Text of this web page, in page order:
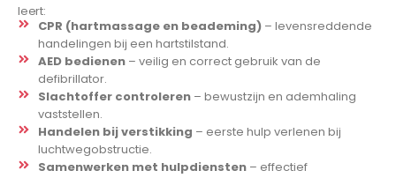
leert:
CPR (hartmassage en beademing)– levensreddende
handelingen bij een hartstilstand.
AED bedienen– veilig en correct gebruik van de
defibrillator.
Slachtoffer controleren – bewustzijn en ademhaling
vaststellen.
Handelen bij verstikking – eerste hulp verlenen bij
luchtwegobstructie.
Samenwerken met hulpdiensten– effectief